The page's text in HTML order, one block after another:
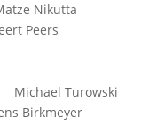
Nikutta
Peers
Michael Turowski
Birkmeyer